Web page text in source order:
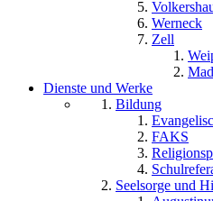
Werneck
Zell
Dienste und Werke
Bildung
FAKS
Seelsorge und